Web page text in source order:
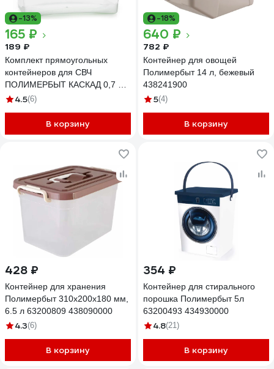
-13%
165 ₽
189 ₽
Комплект прямоугольных
контейнеров для СВЧ
ПОЛИМЕРБЫТ КАСКАД 0,7 л
из 3 шт 4354001
4.5(6)
В корзину
-18%
640 ₽
782 ₽
Контейнер для овощей
Полимербыт 14 л, бежевый
438241900
5(4)
В корзину
428 ₽
Контейнер для хранения
Полимербыт 310х200х180 мм,
6.5 л 63200809 438090000
4.3(6)
В корзину
354 ₽
Контейнер для стирального
порошка Полимербыт 5л
63200493 434930000
4.8(21)
В корзину